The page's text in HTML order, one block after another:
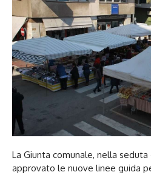
La Giunta comunale, nella seduta
approvato le nuove linee guida